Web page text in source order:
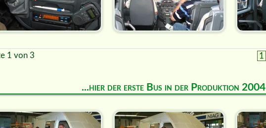
1 von 3 1
...hier der erste Bus in der Produktion 2004